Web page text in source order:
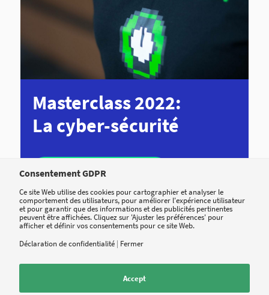
Masterclass 2022:
La cyber-sécurité
Plus d’information
Consentement GDPR
Ce site Web utilise des cookies pour cartographier et analyser le
comportement des utilisateurs, pour améliorer l'expérience utilisateur
et pour garantir que des informations et des publicités pertinentes
peuvent être affichées. Cliquez sur 'Ajuster les préférences' pour
afficher et définir vos consentements pour ce site Web.
Déclaration de confidentialité | Fermer
Accept